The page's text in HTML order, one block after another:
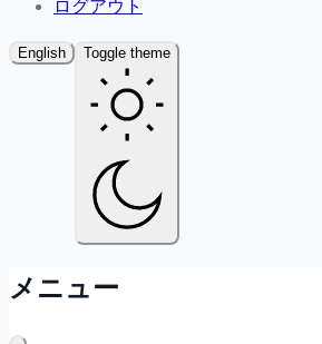
ログアウト
English Toggle theme
メニュー